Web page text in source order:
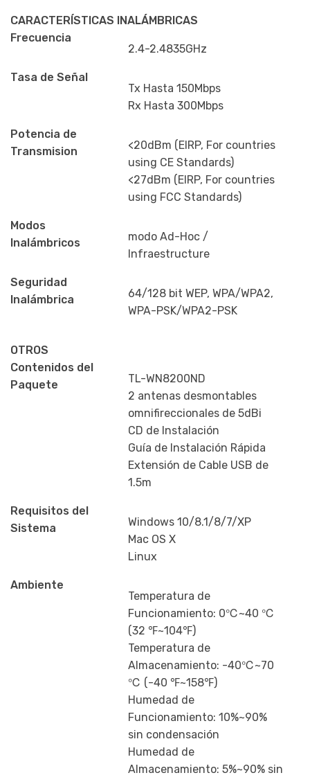
CARACTERÍSTICAS INALÁMBRICAS
Frecuencia
2.4-2.4835GHz
Tasa de Señal
Tx Hasta 150Mbps
Rx Hasta 300Mbps
Potencia de
Transmision
<20dBm (EIRP, For countries
using CE Standards)
<27dBm (EIRP, For countries
using FCC Standards)
Modos
Inalámbricos
modo Ad-Hoc /
Infraestructure
Seguridad
Inalámbrica
64/128 bit WEP, WPA/WPA2,
WPA-PSK/WPA2-PSK
OTROS
Contenidos del
Paquete
TL-WN8200ND
2 antenas desmontables
omnifireccionales de 5dBi
CD de Instalación
Guía de Instalación Rápida
Extensión de Cable USB de
1.5m
Requisitos del
Sistema
Windows 10/8.1/8/7/XP
Mac OS X
Linux
Ambiente
Temperatura de
Funcionamiento: 0℃~40 ℃
(32 ℉~104℉)
Temperatura de
Almacenamiento: -40℃~70
℃ (-40 ℉~158℉)
Humedad de
Funcionamiento: 10%~90%
sin condensación
Humedad de
Almacenamiento: 5%~90% sin